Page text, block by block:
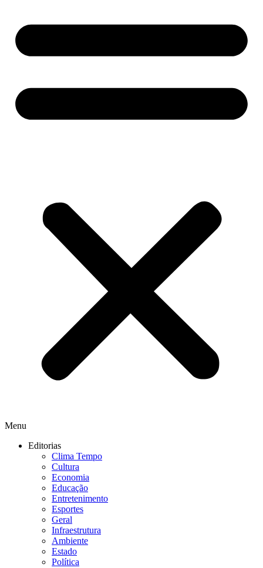
Menu
Editorias
Clima Tempo
Cultura
Economia
Educação
Entretenimento
Esportes
Geral
Infraestrutura
Ambiente
Estado
Política